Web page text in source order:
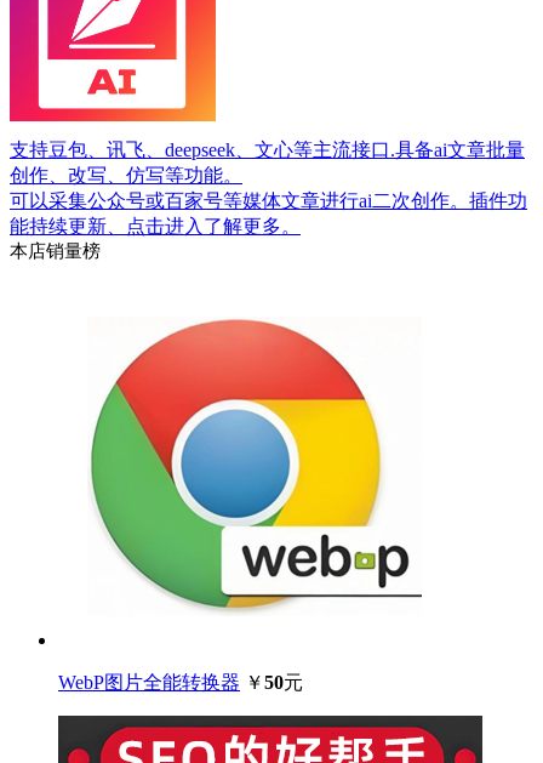
支持豆包、讯飞、deepseek、文心等主流接口.具备ai文章批量
创作、改写、仿写等功能。
可以采集公众号或百家号等媒体文章进行ai二次创作。插件功
能持续更新、点击进入了解更多。
本店销量榜
WebP图片全能转换器 ￥50元